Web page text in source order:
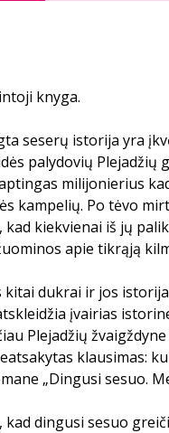
knyga.
seserų istorija yra
palydovių Plejadžių
milijonierius
kampelių. Po tėvo
kiekvienai iš jų
apie tikrąją
dukrai ir jos
įvairias
Plejadžių
klausimas:
„Dingusi sesuo.
kad dingusi sesuo